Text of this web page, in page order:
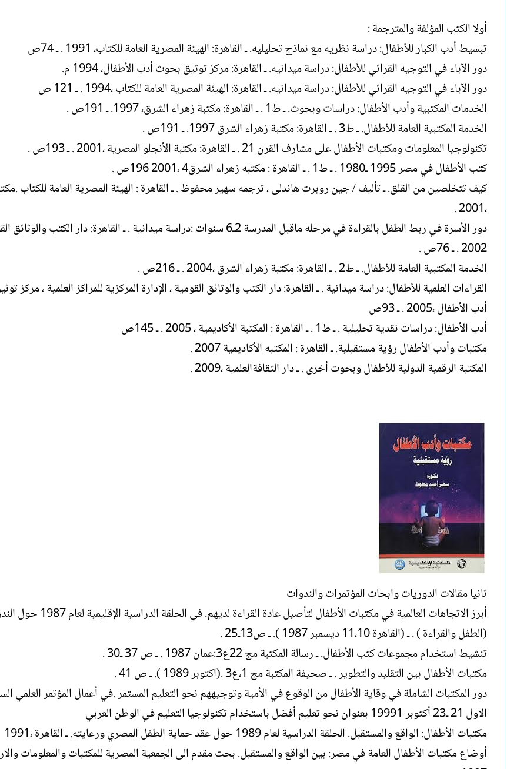
أولا الكتب المؤلفة والمترجمة :
تبسيط أدب الكبار للأطفال: دراسة نظريه مع نماذج تحليليه. ـ القاهرة: الهيئة المصرية العامة للكتاب، 1991 . ـ 74ص
دور الآباء في التوجيه القرائي للأطفال: دراسة ميدانيه. ـ القاهرة: مركز توثيق بحوث أدب الأطفال، 1994 م.
دور الآباء في التوجيه القرائي للأطفال: دراسة ميدانيه. ـ القاهرة: الهيئة المصرية العامة للكتاب ،1994 . ـ 121 ص
الخدمات المكتبية وأدب الأطفال: دراسات وبحوث. ـ ط1 . ـ القاهرة: مكتبة زهراء الشرق، 1997. ـ 191ص .
الخدمة المكتبية العامة للأطفال. ـ ط3 . ـ القاهرة: مكتبة زهراء الشرق 1997. ـ 191ص .
تكنولوجيا المعلومات ومكتبات الأطفال على مشارف القرن 21 . ـ القاهرة: مكتبة الأنجلو المصرية ،2001 . ـ 193ص .
كتب الأطفال في مصر 1995 ـ1980 . ـ ط1 . ـ القاهرة : مكتبه زهراء الشرق4 ،2001 196ص .
كيف تتخلصين من القلق. ـ تأليف / جين روبرت هاندلى ، ترجمه سهير محفوظ . ـ القاهرة : الهيئة المصرية العامة للكتاب
،2001 .
دور الأسرة في ربط الطفل بالقراءة في مرحله ماقبل المدرسة 2ـ6 سنوات :دراسة ميدانية . ـ القاهرة: دار الكتب
2002 . ـ 76ص .
الخدمة المكتبية العامة للأطفال. ـ ط2 . ـ القاهرة: مكتبة زهراء الشرق ،2004 . ـ 216ص .
القراءات العلمية للأطفال: دراسة ميدانية . ـ القاهرة: دار الكتب والوثائق القومية ، الإدارة المركزية للمراكز العلمية ، مركز
أدب الأطفال ،2005 . ـ 93ص
أدب الأطفال: دراسات نقدية تحليلية . ـ ط1 . ـ القاهرة : المكتبة الأكاديمية ، 2005 . ـ 145ص
مكتبات وأدب الأطفال رؤية مستقبلية. ـ القاهرة : المكتبه الأكاديمية 2007 .
المكتبة الرقمية الدولية للأطفال وبحوث أخرى . ـ دار الثقافةالعلمية ،2009 .
ثانيا مقالات الدوريات وابحاث المؤتمرات والندوات
أبرز الاتجاهات العالمية في مكتبات الأطفال لتأصيل عادة
(الطفل والقراءة ) . ـ (القاهرة 11،10 ديسمبر 1987 ). ـ ص13ـ25 .
تنشيط استخدام مجموعات كتب الأطفال. ـ رسالة المكتبة مج 22ع3:عمان 1987 . ـ ص 37 ـ30 .
مكتبات الأطفال بين التقليد والتطوير . ـ صحيفة المكتبة مج 1،ع3 .(اكتوبر 1989 ). ـ ص 41 .
دور المكتبات الشاملة في وقاية الأطفال من الوقوع في الأمية وتوجيههم نحو التعليم المستمر .في أعمال المؤتمر العلمي
الاول 21 ـ23 أكتوبر 19991 بعنوان نحو تعليم أفضل باستخدام تكنولوجيا التعليم في الوطن العربي
مكتبات الأطفال: الواقع والمستقبل. الحلقة الدراسية لعام 1989 حول عقد حماية الطفل المصري ورعايته. ـ القاهرة ،1991
أوضاع مكتبات الأطفال العامة في مصر: بين الواقع والمستقبل. بحث مقدم الى الجمعية المصرية للمكتبات والمعلومات